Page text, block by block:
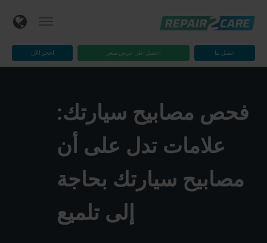
اتصل بنا احصل على عرض سعر احجز الآن
فحص مصابيح سيارتك:
علامات تدل على أن
مصابيح سيارتك بحاجة
إلى تلميع